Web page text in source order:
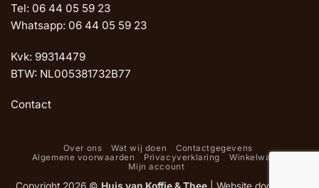
Tel: 06 44 05 59 23
Whatsapp: 06 44 05 59 23
Kvk: 99314479
BTW: NL005381732B77
Contact
Over ons Wat wij doen
Contactgegevens
Algemene voorwaarden
Privacyverklaring
Winkelwagen
Mijn account